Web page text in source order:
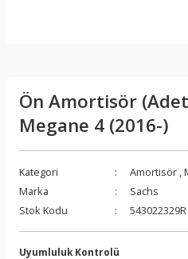
Ön Amortisör
Megane 4 (2016-)
Kategori Amortisör ,
Marka
Sachs
Stok Kodu
543022329R
Uyumluluk Kontrolü